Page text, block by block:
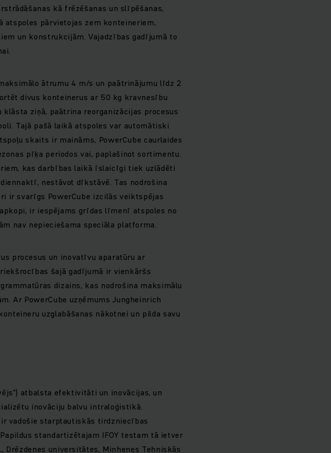
kā frēzēšanas un slīpēšanas,
atspoles pārvietojas zem konteineriem,
un konstrukcijām. Vajadzības gadījumā to
ātrumu 4 m/s un paātrinājumu līdz 2
divus konteinerus ar 50 kg kravnesību
ziņā, paātrina reorganizācijas procesus
Tajā pašā laikā atspoles var automātiski
skaits ir maināms, PowerCube caurlaides
pīķa periodos vai, paplašinot sortimentu.
kas darbības laikā īslaicīgi tiek uzlādēti
nestāvot dīkstāvē. Tas nodrošina
ir svarīgs PowerCube izcilās veiktspējas
ir iespējams grīdas līmenī atspoles no
nav nepieciešama speciāla platforma.
procesus un inovatīvu aparatūru ar
šajā gadījumā ir vienkāršs
dizains, kas nodrošina maksimālu
Ar PowerCube uzņēmums Jungheinrich
uzglabāšanas nākotnei un pilda savu
atbalsta efektivitāti un inovācijas, un
inovāciju balvu intraloģistikā.
vadošie starptautiskās tirdzniecības
standartizētajam IFOY testam tā ietver
Drēzdenes universitātes, Minhenes Tehniskās